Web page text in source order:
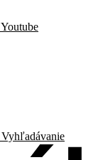
Youtube
Vyhľadávanie